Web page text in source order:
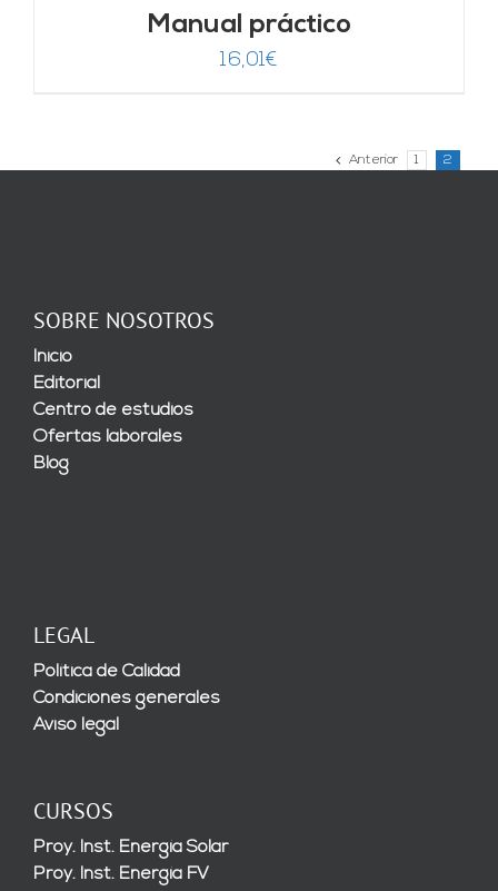
Manual práctico
16,01€
Anterior 1 2
SOBRE NOSOTROS
Inicio
Editorial
Centro de estudios
Ofertas laborales
Blog
LEGAL
Política de Calidad
Condiciones generales
Aviso legal
CURSOS
Proy. Inst. Energía Solar
Proy. Inst. Energía FV